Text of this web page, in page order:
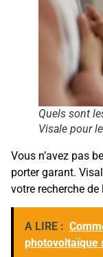
Quels sont
Visale pour
Vous n’avez pas
porter garant.
votre recherche de
A LIRE :
photovoltaïque